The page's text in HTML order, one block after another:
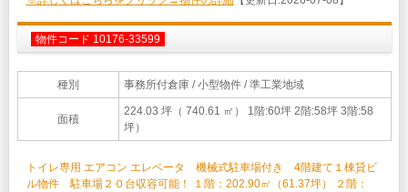
物件コード 10176-33599
種別 事務所付倉庫 / 小型物件 / 準工業地域
面積
224.03 坪（ 740.61 ㎡）
1階:60坪 2階:58坪 3階:58
坪）
トイレ専用 エアコン エレベータ 機械式駐車場付き 4階建て１棟貸ビ
ル物件 駐車場２０台収容可能！ １階：202.90㎡（61.37坪） ２階：